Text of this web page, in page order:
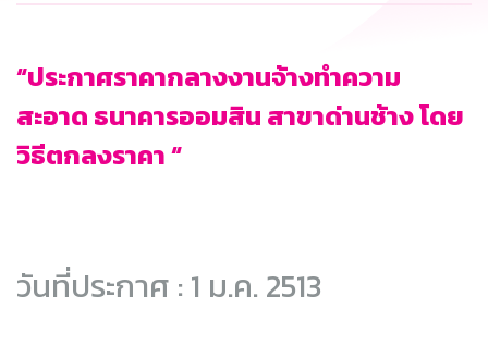
“ประกาศราคากลางงานจ้างทำความ
สะอาด ธนาคารออมสิน สาขาด่านช้าง โดย
วิธีตกลงราคา “
วันที่ประกาศ : 1 ม.ค. 2513